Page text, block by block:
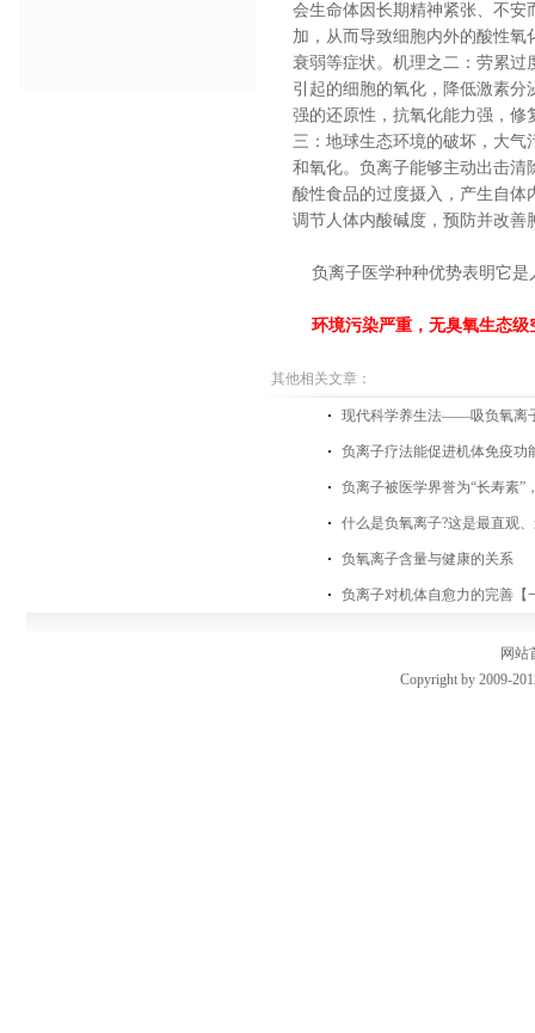
会生命体因长期精神紧张、不安
加，从而导致细胞内外的酸性
衰弱等症状。机理之二：劳累过
引起的细胞的氧化，降低激素
强的还原性，抗氧化能力强，修
三：地球生态环境的破坏，大气
和氧化。负离子能够主动出击清
酸性食品的过度摄入，产生自体
调节人体内酸碱度，预防并改善
负离子医学种种优势表明它是
环境污染严重，无臭氧生态
其他相关文章：
现代科学养生法——吸负氧离
负离子疗法能促进机体免疫功
负离子被医学界誉为“长寿素”
什么是负氧离子?这是最直观
负氧离子含量与健康的关系
负离子对机体自愈力的完善【
网站
Copyright by 2009-